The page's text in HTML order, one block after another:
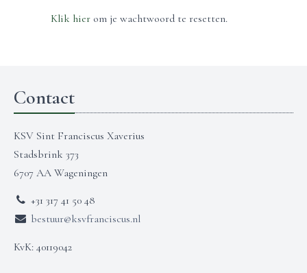
Klik hier om je wachtwoord te resetten.
Contact
KSV Sint Franciscus Xaverius
Stadsbrink 373
6707 AA Wageningen
+31 317 41 50 48
bestuur@ksvfranciscus.nl
KvK: 40119042